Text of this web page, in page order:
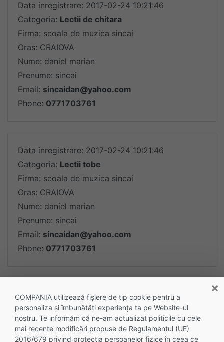
Data inregistrare: 2017-02-24 10:21:46
Categoria: Lectii de chitara
Firma: scoala de muzica sincai
Oras: CRAIOVA
Nume: daniel marian
Prenume: sincai
Email: sincaidan@yahoo.com
Phone: 0771703761
Data inregistrare: 2017-02-24 10:21:46
Categoria: Lectii tobe
Firma: scoala de muzica sincai
Oras: CRAIOVA
Nume: daniel marian
Prenume: sincai
Email: sincaidan@yahoo.com
Phone: 0771703761
Data inregistrare: 2016-10-21 10:45:34
Categoria:Lectii de pian
Firma:
Oras: TIMISOARA
COMPANIA utilizează fişiere de tip cookie pentru a
personaliza și îmbunătăți experiența ta pe Website-ul
nostru. Te informăm că ne-am actualizat politicile cu cele
mai recente modificări propuse de Regulamentul (UE)
2016/679 privind protecția persoanelor fizice în ceea ce
×